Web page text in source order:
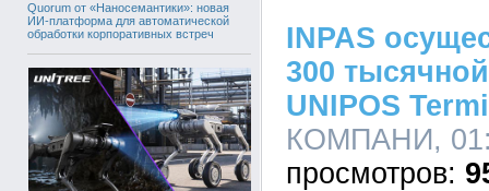
Quorum от «Наносемантики»: новая
ИИ-платформа для автоматической
обработки корпоративных встреч
INPAS
300
UNIPOS
КОМПАНИ,